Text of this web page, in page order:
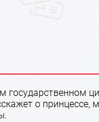
о